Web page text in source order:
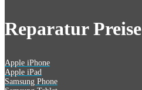
Reparatur Preise
Apple iPhone
Apple iPad
Samsung Phone